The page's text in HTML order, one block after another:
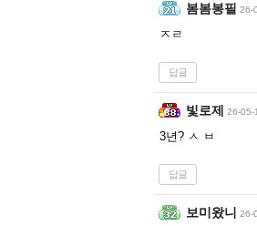
봄봄봉필 26-
ㅈㄹ
답글
빛로제 26-05-
3년? ㅅ ㅂ
답글
보미왔니 26-